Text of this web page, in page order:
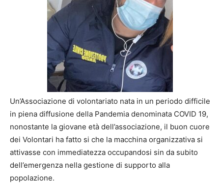
Un’Associazione di volontariato nata in un periodo difficile
in piena diffusione della Pandemia denominata COVID 19,
nonostante la giovane età dell’associazione, il buon cuore
dei Volontari ha fatto si che la macchina organizzativa si
attivasse con immediatezza occupandosi sin da subito
dell’emergenza nella gestione di supporto alla
popolazione.